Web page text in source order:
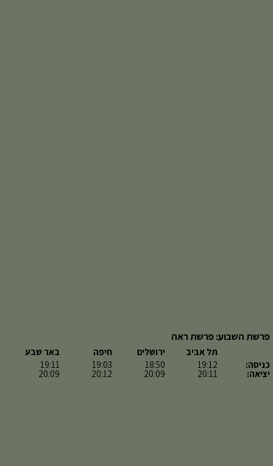
פרשת השבוע: פרשת ראה
כניסה:
יציאה:
תל אביב
19:12
20:11
ירושלים
18:50
20:09
חיפה
19:03
20:12
באר שבע
19:11
20:09